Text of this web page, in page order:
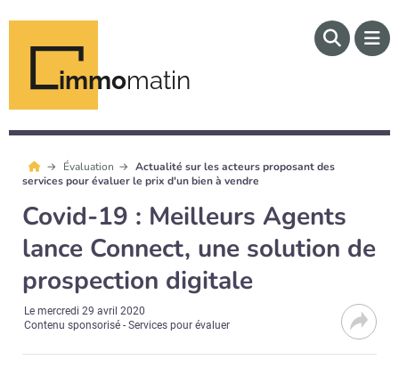
immomatin
Évaluation
Actualité sur les acteurs proposant des
services pour évaluer le prix d'un bien à vendre
Covid-19 : Meilleurs Agents
lance Connect, une solution de
prospection digitale
Lemercredi 29 avril 2020
Contenu sponsorisé - Services pour évaluer